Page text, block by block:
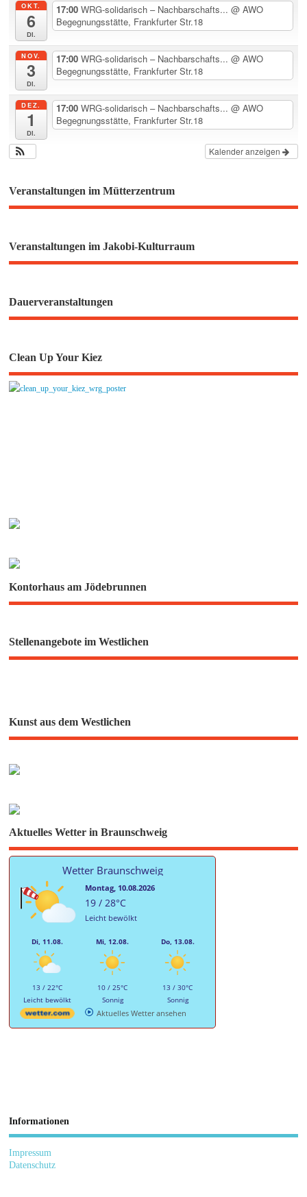
OKT.
6
Di.
17:00WRG-solidarisch – Nachbarschafts...@ AWO
Begegnungsstätte, Frankfurter Str.18
NOV.
3
Di.
17:00WRG-solidarisch – Nachbarschafts...@ AWO
Begegnungsstätte, Frankfurter Str.18
DEZ.
1
Di.
17:00WRG-solidarisch – Nachbarschafts...@ AWO
Begegnungsstätte, Frankfurter Str.18
Kalender anzeigen
Veranstaltungen im Mütterzentrum
Veranstaltungen im Jakobi-Kulturraum
Dauerveranstaltungen
Clean Up Your Kiez
Kontorhaus am Jödebrunnen
Stellenangebote im Westlichen
Kunst aus dem Westlichen
Aktuelles Wetter in Braunschweig
Wetter Braunschweig
Montag, 10.08.2026
19 / 28°C
Leicht bewölkt
Di, 11.08.
13 / 22°C
Leicht bewölkt
Mi, 12.08.
10 / 25°C
Sonnig
Do, 13.08.
13 / 30°C
Sonnig
Aktuelles Wetter ansehen
Informationen
Impressum
Datenschutz